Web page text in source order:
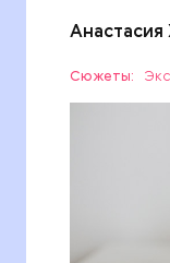
Сюжеты:
Дыня
По
щавель в